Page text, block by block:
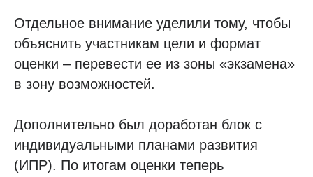
Отдельное внимание уделили тому, чтобы
объяснить участникам цели и формат
оценки – перевести ее из зоны «экзамена»
в зону возможностей.
Дополнительно был доработан блок с
индивидуальными планами развития
(ИПР). По итогам оценки теперь